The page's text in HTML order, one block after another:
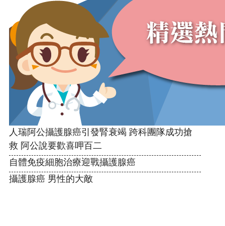
人瑞阿公攝護腺癌引發腎衰竭 跨科團隊成功搶
救 阿公說要歡喜呷百二
自體免疫細胞治療迎戰攝護腺癌
攝護腺癌 男性的大敵